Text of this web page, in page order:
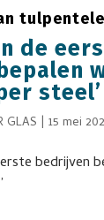
de
steel’
GLAS | 15 mei